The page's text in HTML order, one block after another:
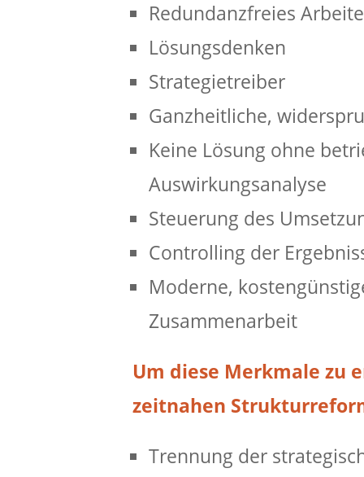
Redundanzfreies
Lösungsdenken
Strategietreiber
Ganzheitliche,
Keine Lösung ohne
Auswirkungsanalyse
Steuerung des
Controlling der
Moderne,
Zusammenarbeit
Um diese Merkmale zu
zeitnahen
Trennung der